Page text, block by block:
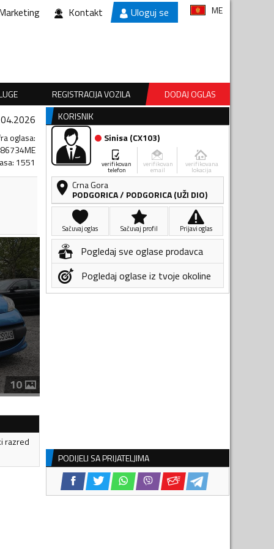
Kontakt Uloguj se ME
REGISTRACIJA VOZILA DODAJ OGLAS
oglasa:
: 1551
10
razred
KORISNIK
Sinisa(CX103)
verifikovan
telefon
verifikovan
email
verifikovana
lokacija
Crna Gora
PODGORICA/ PODGORICA (UŽI DIO)
Sačuvaj oglas Sačuvaj profil Prijavi oglas
Pogledaj sve oglase prodavca
Pogledaj oglase iz tvoje okoline
PODIJELI SA PRIJATELJIMA